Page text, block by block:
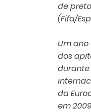
de
(Fifa/
Um
dos
da
em